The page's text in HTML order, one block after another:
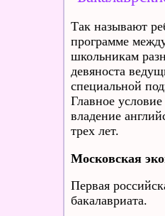
Так называют
программе
школьникам
девяноста
специальной
Главное
владение
трех лет.
Московская
Первая
бакалавриата.